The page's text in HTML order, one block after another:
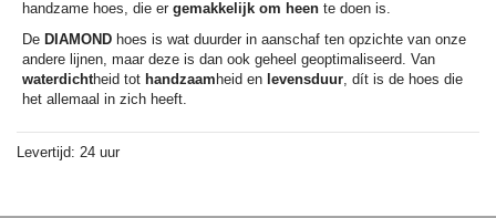
handzame hoes, die er gemakkelijk om heen te doen is.
De DIAMOND hoes is wat duurder in aanschaf ten opzichte van onze
andere lijnen, maar deze is dan ook geheel geoptimaliseerd. Van
waterdichtheid tot handzaam heid en levensduur, dít is de hoes die
het allemaal in zich heeft.
Levertijd: 24 uur